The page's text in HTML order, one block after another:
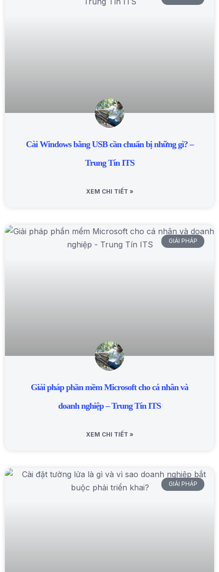
Cài Windows bằng USB cần chuẩn bị những gì? –
Trung Tín ITS
XEM CHI TIẾT »
GIẢI PHÁP
Giải pháp phần mềm Microsoft cho cá nhân và
doanh nghiệp – Trung Tín ITS
XEM CHI TIẾT »
GIẢI PHÁP